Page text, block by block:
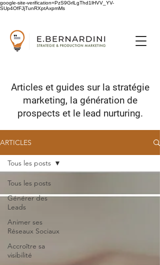
google-site-verification=PzS9GrlLgThd1lHVV_YV-
SUp4OfFJjTunRXptAxpmMs
Articles et guides surla stratégie
marketing, la génération de
prospects et le lead nurturing.
ARTICLES
Tous les posts
Générer des
Leads
Animer ses
Réseaux Sociaux
Accroître sa
visibilité
Tous les posts